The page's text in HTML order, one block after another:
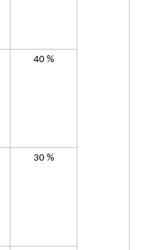
40 %
30 %